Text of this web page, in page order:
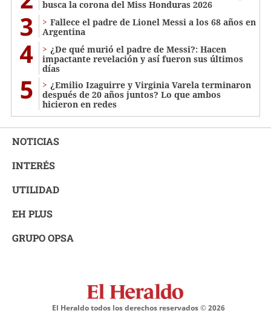
busca la corona del Miss Honduras 2026
3
Fallece el padre de Lionel Messi a los 68 años en
Argentina
4
¿De qué murió el padre de Messi?: Hacen
impactante revelación y así fueron sus últimos
días
5
¿Emilio Izaguirre y Virginia Varela terminaron
después de 20 años juntos? Lo que ambos
hicieron en redes
NOTICIAS
INTERÉS
UTILIDAD
EH PLUS
GRUPO OPSA
El Heraldo todos los derechos reservados ©2026